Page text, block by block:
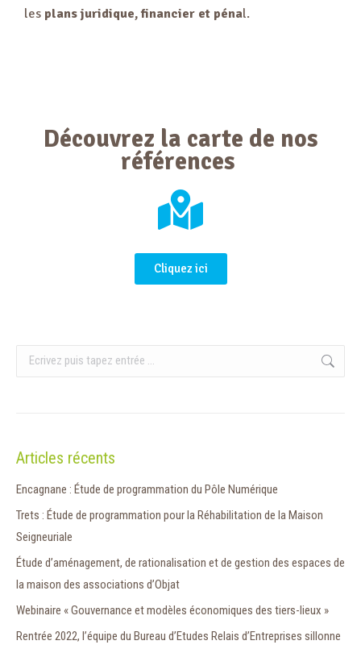
les plans juridique, financier et pénal.
Découvrez la carte de nos
références
Cliquez ici
Articles récents
Encagnane : Étude de programmation du Pôle Numérique
Trets : Étude de programmation pour la Réhabilitation de la Maison
Seigneuriale
Étude d’aménagement, de rationalisation et de gestion des espaces de
la maison des associations d’Objat
Webinaire « Gouvernance et modèles économiques des tiers-lieux »
Rentrée 2022, l’équipe du Bureau d’Etudes Relais d’Entreprises sillonne